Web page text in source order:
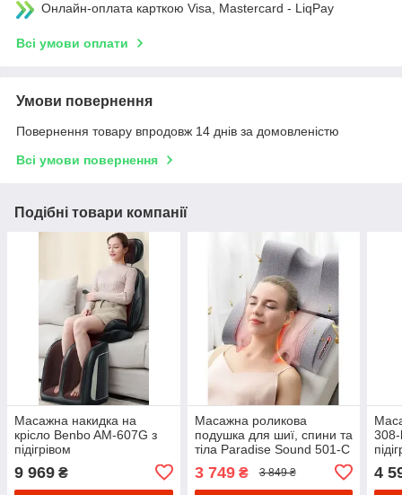
Онлайн-оплата карткою Visa, Mastercard - LiqPay
Всі умови оплати
Умови повернення
Повернення товару впродовж 14 днів за домовленістю
Всі умови повернення
Подібні товари компанії
Масажна накидка на
крісло Benbo AM-607G з
підігрівом
9 969 ₴
Масажна роликова
подушка для шиї, спини та
тіла Paradise Sound 501-С
музикою
3 749₴ 3 849 ₴
308-
4